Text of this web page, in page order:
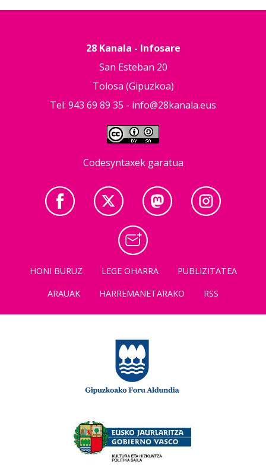
28 Kanala - Infosare
San Esteban 20
Tolosa (Gipuzkoa)
Tel: 943 69 89 35 - info@28kanala.eus
Codesyntaxek garatua
HONI BURUZ LEGE OHARRA
PUBLIZITATEA
ARAUAK
HARREMANETARAKO RSS